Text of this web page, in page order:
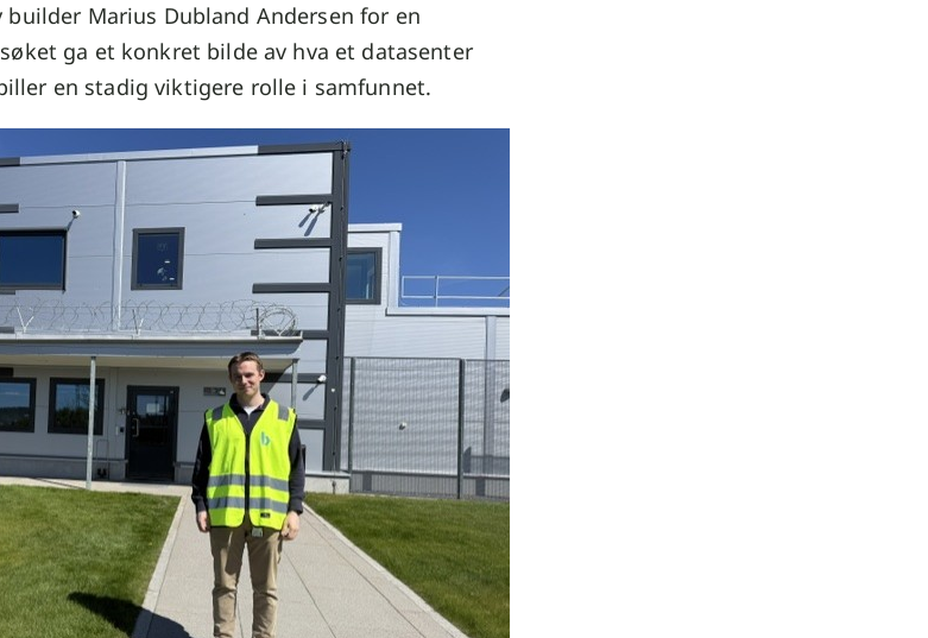
Marius Dubland Andersen for en
ga et konkret bilde av hva et datasenter
en stadig viktigere rolle i samfunnet.